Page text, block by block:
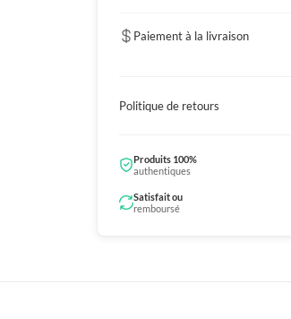
Paiement à la livraison
Politique de retours
Produits 100%
authentiques
Satisfait ou
remboursé